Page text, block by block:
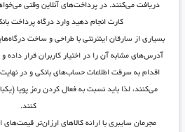
دریافت می‌کنند. در پرداخت‌های آنلاین وقتی
کارت انجام دهید وارد درگاه پرداخت
بسیاری از سارقان اینترنتی با طراحی و ساخت
آدرس‌های مشابه آن را در اختیار کاربران قرار داده
اقدام به سرقت اطلاعات حساب‌های بانکی و در
می‌کنند، لذا باید نسبت به فعال کردن رمز پویا
کنند.
مجرمان سایبری با ارائه کالاهای ارزان‌تر